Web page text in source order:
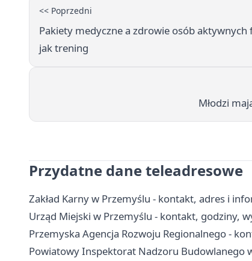
<< Poprzedni
Pakiety medyczne a zdrowie osób
jak trening
Młodzi
Przydatne dane teleadresowe
Zakład Karny w Przemyślu - kontakt, adres i
Urząd Miejski w Przemyślu - kontakt, godziny,
Przemyska Agencja Rozwoju Regionalnego -
Powiatowy Inspektorat Nadzoru Budowlanego